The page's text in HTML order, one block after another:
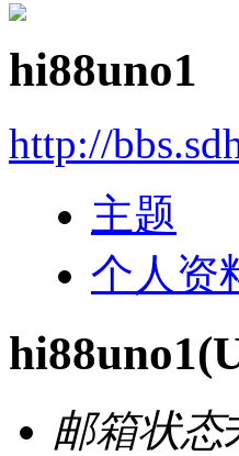
hi88uno1
http://
主题
个人资
hi88uno1
邮箱状态